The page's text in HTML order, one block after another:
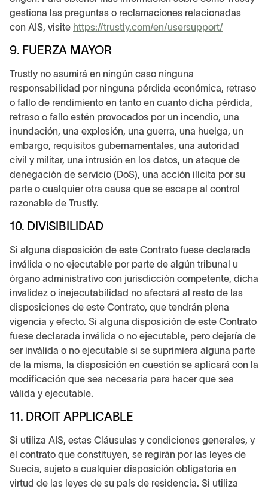
gestiona las preguntas o reclamaciones relacionadas
con AIS, visite https://trustly.com/en/usersupport/
9. FUERZA MAYOR
Trustly no asumirá en ningún caso ninguna
responsabilidad por ninguna pérdida económica, retraso
o fallo de rendimiento en tanto en cuanto dicha pérdida,
retraso o fallo estén provocados por un incendio, una
inundación, una explosión, una guerra, una huelga, un
embargo, requisitos gubernamentales, una autoridad
civil y militar, una intrusión en los datos, un ataque de
denegación de servicio (DoS), una acción ilícita por su
parte o cualquier otra causa que se escape al control
razonable de Trustly.
10. DIVISIBILIDAD
Si alguna disposición de este Contrato fuese declarada
inválida o no ejecutable por parte de algún tribunal u
órgano administrativo con jurisdicción competente, dicha
invalidez o inejecutabilidad no afectará al resto de las
disposiciones de este Contrato, que tendrán plena
vigencia y efecto. Si alguna disposición de este Contrato
fuese declarada inválida o no ejecutable, pero dejaría de
ser inválida o no ejecutable si se suprimiera alguna parte
de la misma, la disposición en cuestión se aplicará con la
modificación que sea necesaria para hacer que sea
válida y ejecutable.
11. DROIT APPLICABLE
Si utiliza AIS, estas Cláusulas y condiciones generales, y
el contrato que constituyen, se regirán por las leyes de
Suecia, sujeto a cualquier disposición obligatoria en
virtud de las leyes de su país de residencia. Si utiliza